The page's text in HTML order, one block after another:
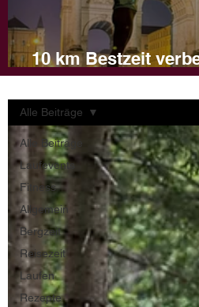
10 km Bestzeit
und Tipps für dein
Alle Beiträge
Laufevents
Fitness
Allgemein
Bergzeit
Reisezeit
Laufen
Rezepte
Alle Beiträge